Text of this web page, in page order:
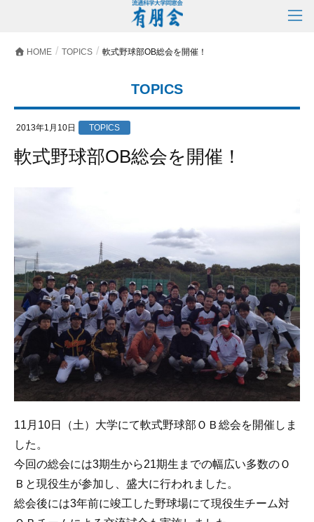
HOME TOPICS 軟式野球部OB総会を開催！
TOPICS
2013年1月10日 TOPICS
軟式野球部OB総会を開催！
11月10日（土）大学にて軟式野球部ＯＢ総会を開催しま
した。
今回の総会には3期生から21期生までの幅広い多数のＯ
Ｂと現役生が参加し、盛大に行われました。
総会後には3年前に竣工した野球場にて現役生チーム対